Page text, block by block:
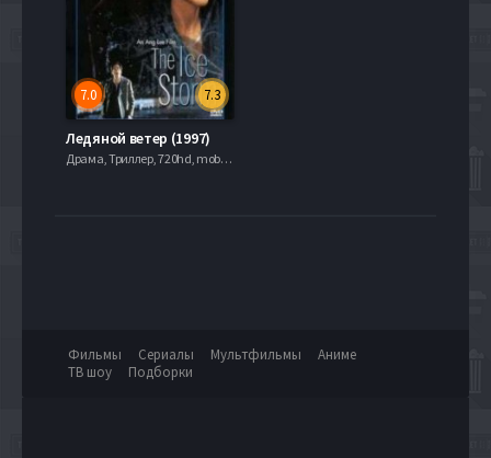
7.3
7.0
Ледяной ветер (1997)
Драма, Триллер, 720hd, mobilen,
Фильмы Сериалы Мультфильмы
Аниме
ТВ шоу
Подборки